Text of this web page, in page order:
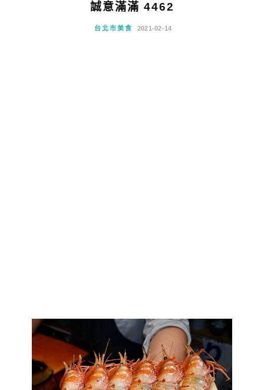
誠意滿滿 4462
台北市美食 2021-02-14